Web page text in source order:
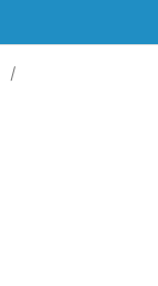
/